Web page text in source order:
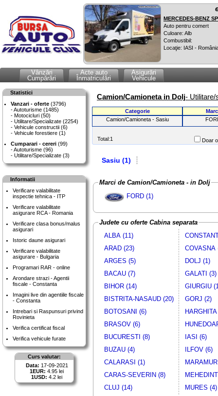
MERCEDES-BENZ
Auto pentru comert
Culoare: Alb
Combustibil:
Locaţie: IASI -
Vânzări
Cumpărări
Acte auto
Înmatriculări
Asigurări
Vehicule
Statistici
Vanzari - oferte (3796)
Autoturisme (1485)
Motocicluri (50)
Utilitare/Specializate (2254)
Vehicule constructii (6)
Vehicule forestiere (1)
Cumparari - cereri (99)
Autoturisme (96)
Utilitare/Specializate (3)
Informatii
Verificare valabilitate
inspectie tehnica - ITP
Verificare valabilitate
asigurare RCA - Romania
Verificare clasa bonus/malus
asigurari
Istoric daune asigurari
Verificare valabilitate
asigurare - Bulgaria
Programari RAR - online
Arondare strazi - Agentii
fiscale - Constanta
Imagini live din agentiile fiscale
- Constanta
Intrebari si Raspunsuri privind
Rovinieta
Verifica certificat fiscal
Verifica vehicule furate
Curs valutar:
Data: 17-09-2021
1EUR: 4.95 lei
1USD: 4.2 lei
Camion/Camioneta in Dolj- Utilitare/
Categorie
Camion/Camioneta - Sasiu
Total:1 Doar
Sasiu (1)
Marci de Camion/Camioneta - in Dolj
FORD (1)
Judete cu oferte Cabina separata
ALBA (11)
ARAD (23)
ARGES (5)
BACAU (7)
BIHOR (14)
BISTRITA-NASAUD (20)
BOTOSANI (6)
BRASOV (6)
BUCURESTI (8)
BUZAU (4)
CALARASI (1)
CARAS-SEVERIN (8)
CLUJ (14)
COVASNA
DOLJ (1)
GALATI (3)
GIURGIU
GORJ (2)
IASI (6)
ILFOV (6)
MURES (4)